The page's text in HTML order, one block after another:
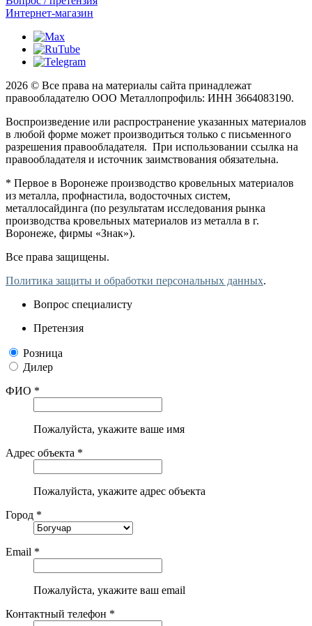
Интернет-магазин
2026 © Все права на материалы сайта принадлежат
правообладателю ООО Металлопрофиль: ИНН 3664083190.
Воспроизведение или распространение указанных материалов
в любой форме может производиться только с письменного
разрешения правообладателя. При использовании ссылка на
правообладателя и источник заимствования обязательна.
* Первое в Воронеже производство кровельных материалов
из металла, профнастила, водосточных систем,
металлосайдинга (по результатам исследования рынка
производства кровельных материалов из металла в г.
Воронеже, фирмы «Знак»).
Все права защищены.
Политика защиты и обработки персональных данных.
Вопрос специалисту
Претензия
Розница
Дилер
ФИО *
Пожалуйста, укажите ваше имя
Адрес объекта *
Пожалуйста, укажите адрес объекта
Город *
Email *
Пожалуйста, укажите ваш email
Контактный телефон *